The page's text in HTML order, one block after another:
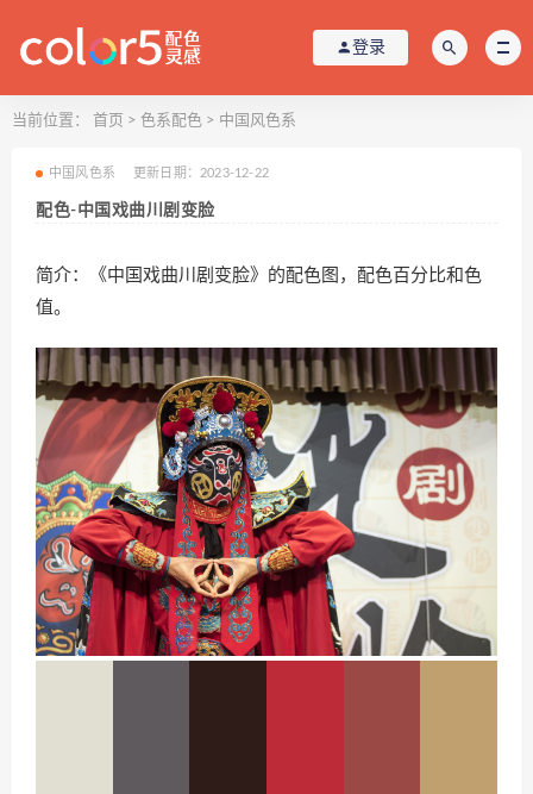
登录
当前位置： 首页 > 色系配色 > 中国风色系
中国风色系 更新日期：2023-12-22
配色-中国戏曲川剧变脸
简介：《中国戏曲川剧变脸》的配色图，配色百分比和色
值。